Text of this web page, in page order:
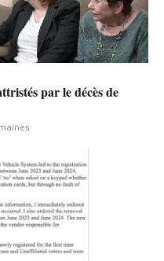
par le décès de